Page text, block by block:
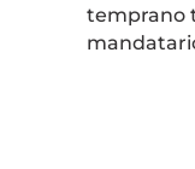
temprano